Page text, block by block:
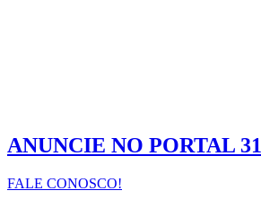
ANUNCIE NO PORTAL 31
FALE CONOSCO!